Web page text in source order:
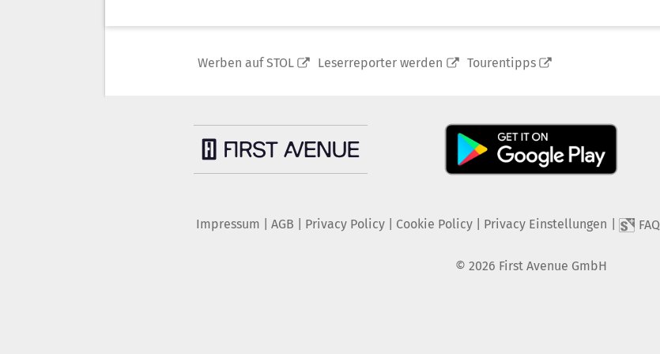
Werben auf STOL Leserreporter werden Tourentipps
Impressum AGB Privacy Policy| Cookie Policy| Privacy Einstellungen FAQ
© 2026 First Avenue GmbH